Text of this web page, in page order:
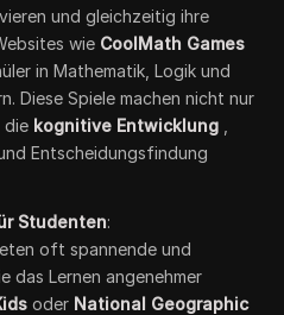
und gleichzeitig ihre
wie CoolMath Games
in Mathematik, Logik und
Diese Spiele machen nicht nur
die kognitive Entwicklung
Entscheidungsfindung
Studenten:
oft spannende und
das Lernen angenehmer
oder National Geographic